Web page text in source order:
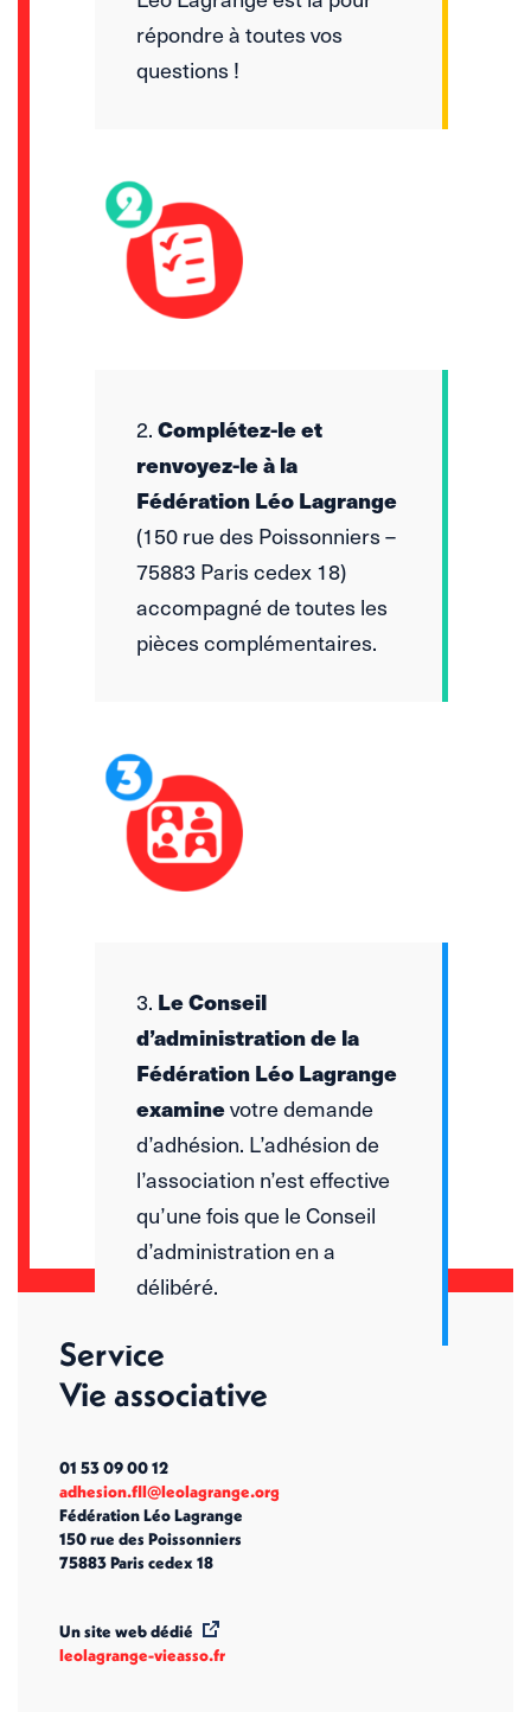
répondre à toutes vos
questions !
2.Complétez-le et
renvoyez-le à la
Fédération Léo Lagrange
(150 rue des Poissonniers –
75883 Paris cedex 18)
accompagné de toutes les
pièces complémentaires.
3. Le Conseil
d’administration de la
Fédération Léo Lagrange
examinevotre demande
d’adhésion. L’adhésion de
l’association n’est effective
qu’une fois que le Conseil
d’administration en a
délibéré.
Service
Vie associative
01 53 09 00 12
adhesion.fll@leolagrange.org
Fédération Léo Lagrange
150 rue des Poissonniers
75883 Paris cedex 18
Un site web dédié
leolagrange-vieasso.fr